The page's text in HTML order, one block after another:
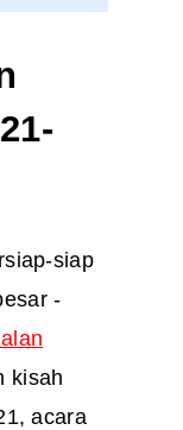
siap
-
kisah
acara